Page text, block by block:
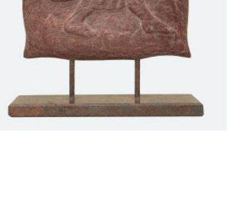
A woman embroidered on a feather-bed
with crosses a guelder rose…
4800